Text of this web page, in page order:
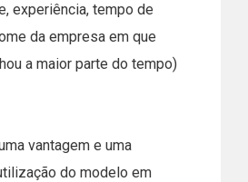
experiência, tempo de
da empresa em que
a maior parte do tempo)
vantagem e uma
do modelo em